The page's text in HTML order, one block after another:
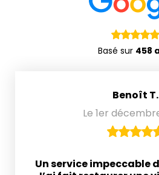
Basé sur 458
Benoît T.
Le 1er
Un service impeccable